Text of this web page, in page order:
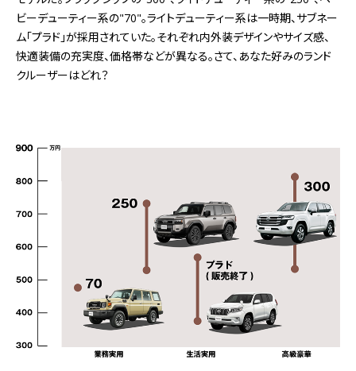
ビーデューティー系の"70"。ライトデューティー系は一時期、サブネー
ム「プラド」が採用されていた。それぞれ内外装デザインやサイズ感、
快適装備の充実度、価格帯などが異なる。さて、あなた好みのランド
クルーザーはどれ？